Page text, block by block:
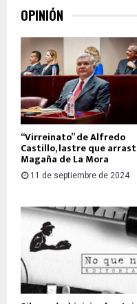
OPINIÓN
“Virreinato” de Alfredo
Castillo, lastre que
Magaña de La Mora
11 de septiembre de 2024